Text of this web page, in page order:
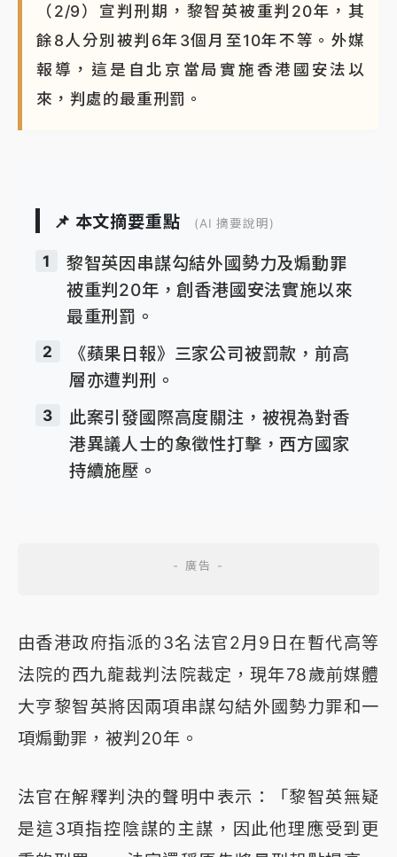
（2/9）宣判刑期，黎智英被重判20年，其
餘8人分別被判6年3個月至10年不等。外媒
報導，這是自北京當局實施香港國安法以
來，判處的最重刑罰。
📌 本文摘要重點 (AI 摘要說明)
1
黎智英因串謀勾結外國勢力及煽動罪
被重判20年，創香港國安法實施以來
最重刑罰。
2
《蘋果日報》三家公司被罰款，前高
層亦遭判刑。
3
此案引發國際高度關注，被視為對香
港異議人士的象徵性打擊，西方國家
持續施壓。
由香港政府指派的3名法官2月9日在暫代高等
法院的西九龍裁判法院裁定，現年78歲前媒體
大亨黎智英將因兩項串謀勾結外國勢力罪和一
項煽動罪，被判20年。
法官在解釋判決的聲明中表示：「黎智英無疑
是這3項指控陰謀的主謀，因此他理應受到更